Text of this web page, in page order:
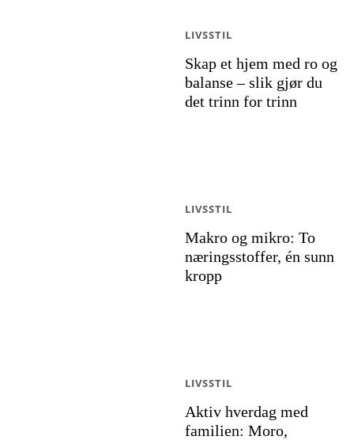
Skap et hjem med ro og
balanse – slik gjør du
det trinn for trinn
LIVSSTIL
Makro og mikro: To
næringsstoffer, én sunn
kropp
LIVSSTIL
Aktiv hverdag med
familien: Moro,
LIVSSTIL